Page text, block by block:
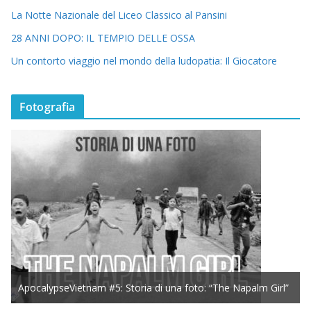
La Notte Nazionale del Liceo Classico al Pansini
28 ANNI DOPO: IL TEMPIO DELLE OSSA
Un contorto viaggio nel mondo della ludopatia: Il Giocatore
Fotografia
ApocalypseVietnam #5: Storia di una foto: “The Napalm Girl”